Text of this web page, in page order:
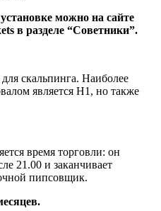
можно на сайте
в разделе “Советники”.
скальпинга. Наиболее
является H1, но также
время торговли: он
21.00 и заканчивает
пипсовщик.